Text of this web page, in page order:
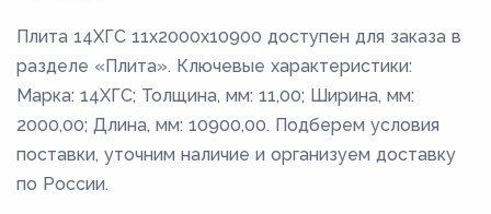
Плита 14ХГС 11x2000x10900 доступен для заказа в
разделе «Плита». Ключевые характеристики:
Марка: 14ХГС; Толщина, мм: 11,00; Ширина, мм:
2000,00; Длина, мм: 10900,00. Подберем условия
поставки, уточним наличие и организуем доставку
по России.